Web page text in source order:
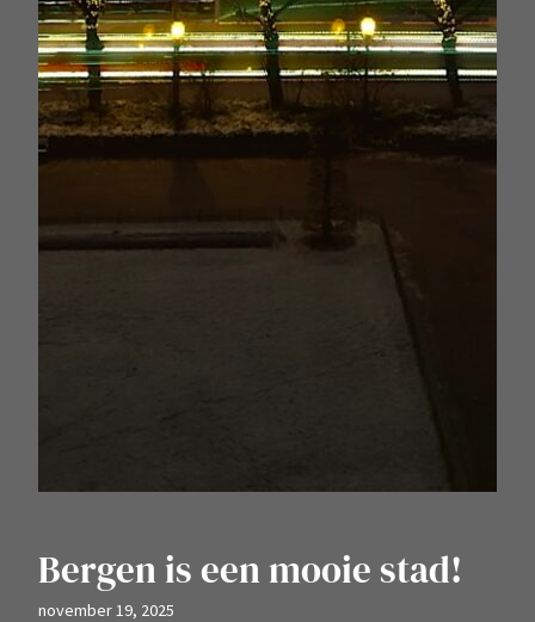
Bergen is een mooie stad!
november 19, 2025